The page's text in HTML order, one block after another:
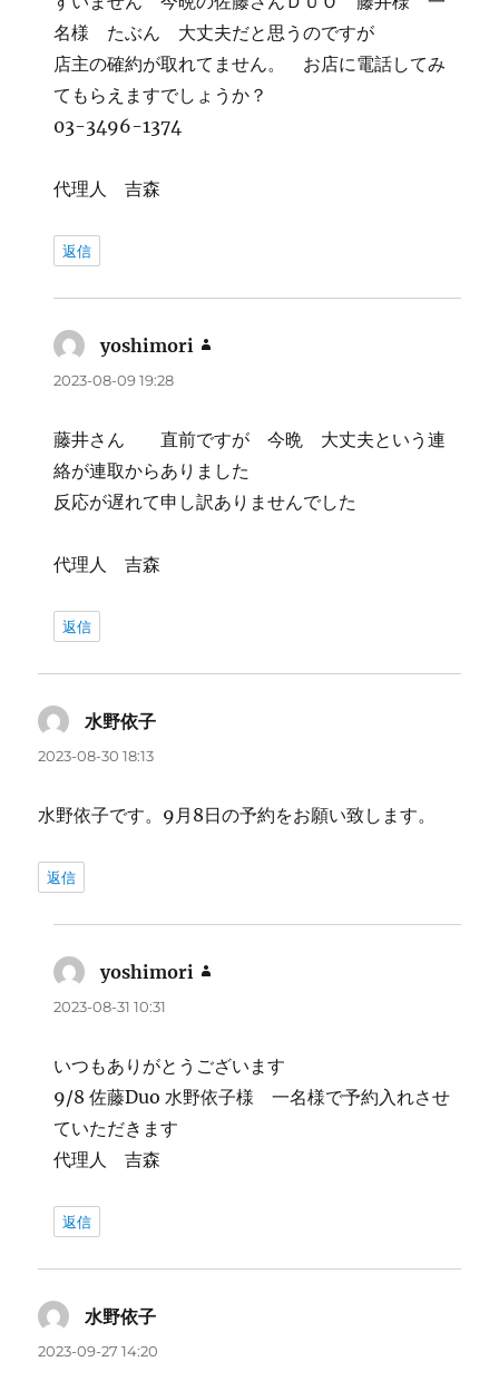
名様 たぶん 大丈夫だと思うのですが
店主の確約が取れてません。 お店に電話してみ
てもらえますでしょうか？
03-3496-1374
代理人 吉森
返信
yoshimori
2023-08-09 19:28
藤井さん 直前ですが 今晩 大丈夫という連
絡が連取からありました
反応が遅れて申し訳ありませんでした
代理人 吉森
返信
水野依子
2023-08-30 18:13
水野依子です。9月8日の予約をお願い致します。
返信
yoshimori
2023-08-31 10:31
いつもありがとうございます
9/8 佐藤Duo 水野依子様 一名様で予約入れさせ
ていただきます
代理人 吉森
返信
水野依子
り:
2023-09-27 14:20